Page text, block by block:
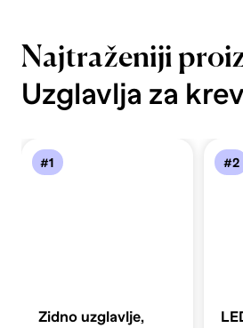
Najtraženiji
Uzglavlja za
#1
Zidno uzglavlje,
#2